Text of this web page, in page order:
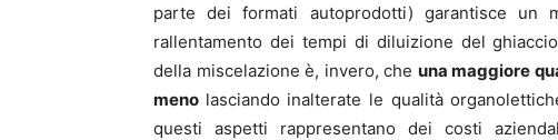
parte dei formati autoprodotti) garantisce un
rallentamento dei tempi di diluizione del
della miscelazione è, invero, che una maggiore
meno lasciando inalterate le qualità
questi aspetti rappresentano dei costi